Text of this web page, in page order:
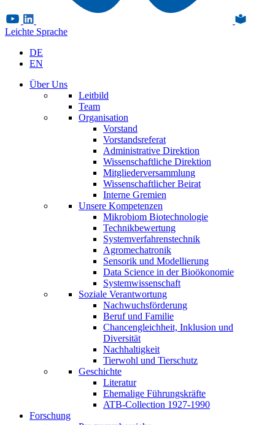
Leichte Sprache
DE
EN
Über Uns
Leitbild
Team
Organisation
Vorstand
Vorstandsreferat
Administrative Direktion
Wissenschaftliche Direktion
Mitgliederversammlung
Wissenschaftlicher Beirat
Interne Gremien
Unsere Kompetenzen
Mikrobiom Biotechnologie
Technikbewertung
Systemverfahrenstechnik
Agromechatronik
Sensorik und Modellierung
Data Science in der Bioökonomie
Systemwissenschaft
Soziale Verantwortung
Nachwuchsförderung
Beruf und Familie
Chancengleichheit, Inklusion und
Diversität
Nachhaltigkeit
Tierwohl und Tierschutz
Geschichte
Literatur
Ehemalige Führungskräfte
ATB-Collection 1927-1990
Forschung